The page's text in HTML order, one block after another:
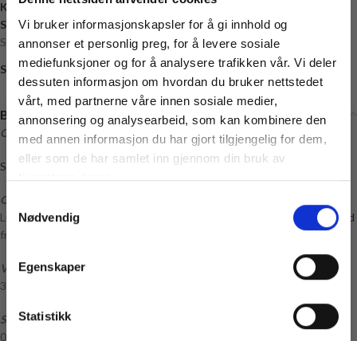
Vi bruker informasjonskapsler for å gi innhold og
annonser et personlig preg, for å levere sosiale
mediefunksjoner og for å analysere trafikken vår. Vi deler
dessuten informasjon om hvordan du bruker nettstedet
vårt, med partnerne våre innen sosiale medier,
annonsering og analysearbeid, som kan kombinere den
med annen informasjon du har gjort tilgjengelig for dem,
eller som de har samlet inn gjennom din bruk av
tjenestene deres.
Samtykkevalg
Nødvendig
Egenskaper
Statistikk
Kategori:Oppskrifter
Stikkord:3.5 mm, Alpakka Følgetråd, Baby, Barn, Dobbel tråd
Sunday,Enkel, Gutt,Jente,Lue,Strikking ,Voksen
Share:
Beskrivelse
Oppskrift til Beanie Baby – Oppskriften selges kun med garn
Strikkepakke på Beanie Baby finner du HER (link)
Om oppskriften:
Luen strikkes nedenfra og opp med
Alpakka Følgetråd
fra Sandnes Garn
Veiledende pinner:
3,50 mm
Størrelser:
0-3 mnd (3-6 mnd) 1-2 år (3-4 år)
Vil du ha
10% rabatt
Email